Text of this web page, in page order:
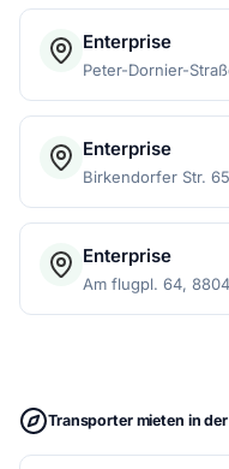
Enterprise
Peter-Dornier-
Enterprise
Birkendorfer Str.
Enterprise
Am flugpl. 64,
Transporter mieten in